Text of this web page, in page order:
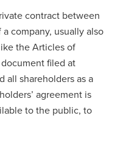
contract between
company, usually also
the Articles of
filed at
all shareholders as a
agreement is
to the public, to